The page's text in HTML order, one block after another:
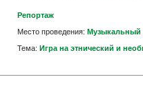
Репортаж
Место проведения: Музыкальный
Тема: Игра на этнический и